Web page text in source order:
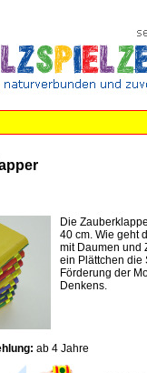
Die
40 cm. Wie geht
mit Daumen und
ein Plättchen die
Förderung der
Denkens.
ab 4 Jahre